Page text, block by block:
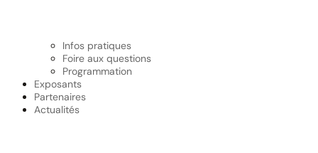
Infos pratiques
Foire aux questions
Programmation
Exposants
Partenaires
Actualités